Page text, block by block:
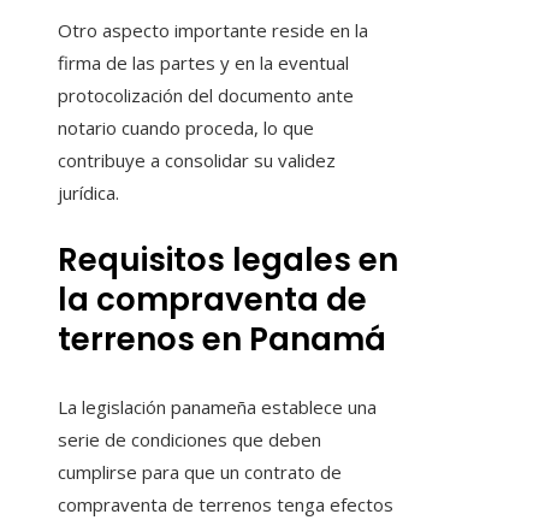
Otro aspecto importante reside en la
firma de las partes y en la eventual
protocolización del documento ante
notario cuando proceda, lo que
contribuye a consolidar su validez
jurídica.
Requisitos legales en
la compraventa de
terrenos en Panamá
La legislación panameña establece una
serie de condiciones que deben
cumplirse para que un contrato de
compraventa de terrenos tenga efectos